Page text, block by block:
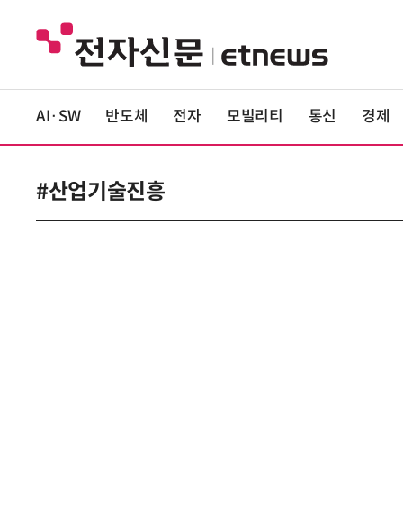
AI·SW 반도체 전자 모빌리티 통신 경제
#산업기술진흥